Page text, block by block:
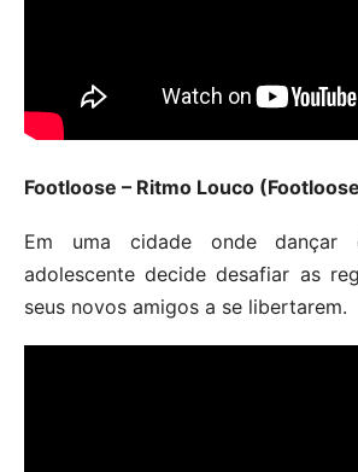
Footloose – Ritmo Louco
Em uma cidade onde dançar
adolescente decide desafiar as
seus novos amigos a se libertarem.